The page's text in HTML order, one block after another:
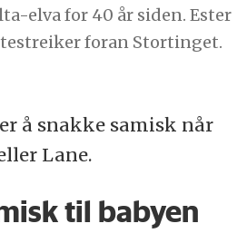
elva for 40 år siden. Ester
foran Stortinget.
å snakke samisk når
Lane.
til babyen